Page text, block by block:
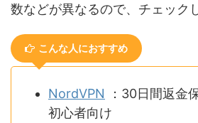
数などが異なるので、チェック
こんな人におすすめ
NordVPN
：30日間返金
初心者向け